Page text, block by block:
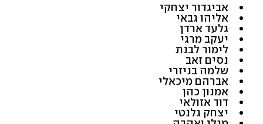
אביגדור יצחקי
אליהו גבאי
גלעד ארדן
יעקב מרגי
לימור לבנת
נסים זאב
שלמה בניזרי
אברהם מיכאלי
אמנון כהן
דוד אזולאי
יצחק גלנטי